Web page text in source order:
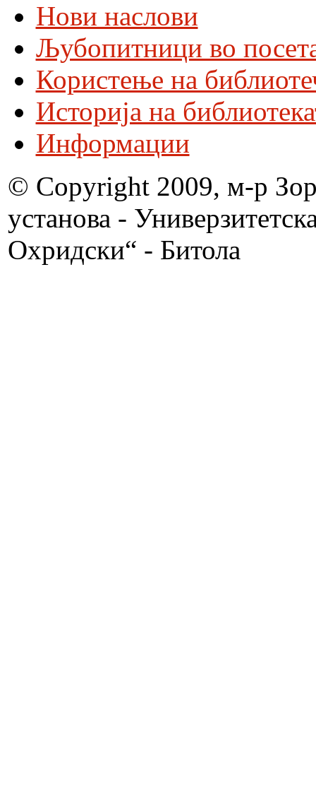
Нови наслови
Љубопитници во
Користење на
Историја на
Информации
© Copyright 2009, м-р
установа -
Охридски“ - Битола